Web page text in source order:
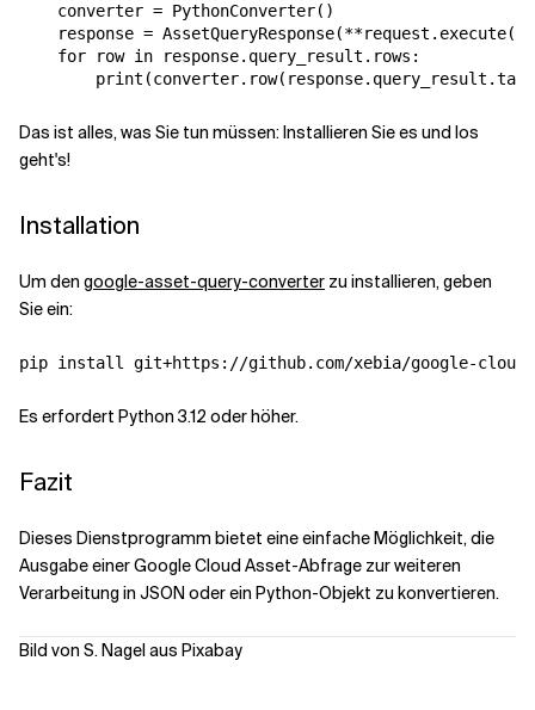
    converter = PythonConverter()
    response = AssetQueryResponse(**request.execute())
    for row in response.query_result.rows:
Das ist alles, was Sie tun müssen: Installieren Sie es und los
geht's!
Installation
Um den google-asset-query-converter zu installieren, geben
Sie ein:
Es erfordert Python 3.12 oder höher.
Fazit
Dieses Dienstprogramm bietet eine einfache Möglichkeit, die
Ausgabe einer Google Cloud Asset-Abfrage zur weiteren
Verarbeitung in JSON oder ein Python-Objekt zu konvertieren.
Bild von S. Nagel aus Pixabay